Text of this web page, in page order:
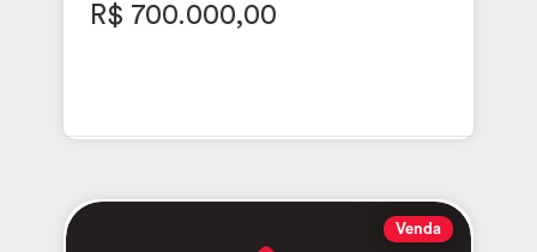
R$ 700.000,00
Venda